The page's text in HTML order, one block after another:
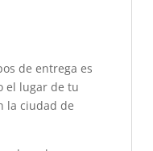
de entrega es
el lugar de tu
la ciudad de